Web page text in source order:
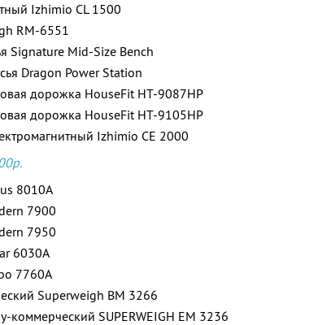
Izhimio СL 1500
RM-6551
Signature Mid-Size Bench
Dragon Power Station
дорожка HouseFit HT-9087HP
дорожка HouseFit HT-9105HP
Izhimio СЕ 2000
8010A
7900
7950
6030A
7760A
Superweigh BM 3266
коммерческий SUPERWEIGH EМ 3236